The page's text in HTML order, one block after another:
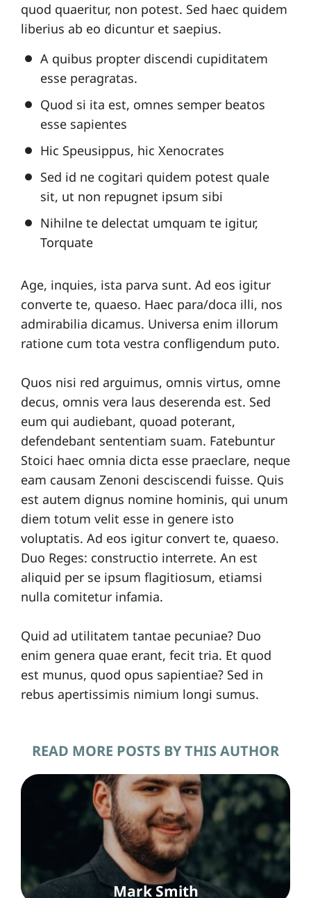
quod quaeritur, non potest. Sed haec quidem
liberius ab eo dicuntur et saepius.
A quibus propter discendi cupiditatem
esse peragratas.
Quod si ita est, omnes semper beatos
esse sapientes
Hic Speusippus, hic Xenocrates
Sed id ne cogitari quidem potest quale
sit, ut non repugnet ipsum sibi
Nihilne te delectat umquam te igitur,
Torquate
Age, inquies, ista parva sunt. Ad eos igitur
converte te, quaeso. Haec para/doca illi, nos
admirabilia dicamus. Universa enim illorum
ratione cum tota vestra confligendum puto.
Quos nisi red arguimus, omnis virtus, omne
decus, omnis vera laus deserenda est. Sed
eum qui audiebant, quoad poterant,
defendebant sententiam suam. Fatebuntur
Stoici haec omnia dicta esse praeclare, neque
eam causam Zenoni desciscendi fuisse. Quis
est autem dignus nomine hominis, qui unum
diem totum velit esse in genere isto
voluptatis. Ad eos igitur convert te, quaeso.
Duo Reges: constructio interrete. An est
aliquid per se ipsum flagitiosum, etiamsi
nulla comitetur infamia.
Quid ad utilitatem tantae pecuniae? Duo
enim genera quae erant, fecit tria. Et quod
est munus, quod opus sapientiae? Sed in
rebus apertissimis nimium longi sumus.
READ MORE POSTS BY THIS AUTHOR
Mark Smith